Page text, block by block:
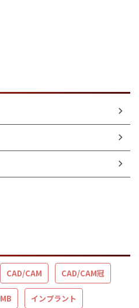
CAD/CAM CAD/CAM冠
MB インプラント